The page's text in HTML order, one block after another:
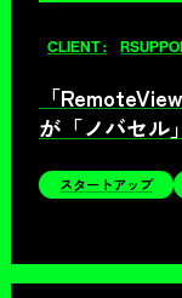
CLIENT :
「
が「ノバセル
スタートアップ